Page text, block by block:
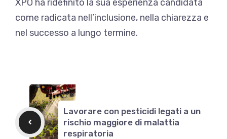
XPO ha ridefinito la sua esperienza candidata
come radicata nell’inclusione, nella chiarezza e
nel successo a lungo termine.
Lavorare con pesticidi legati a un
rischio maggiore di malattia
respiratoria